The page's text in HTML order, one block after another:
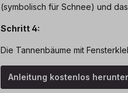
(symbolisch für Schnee) und
Schritt 4:
Die Tannenbäume mit
Anleitung kostenlos